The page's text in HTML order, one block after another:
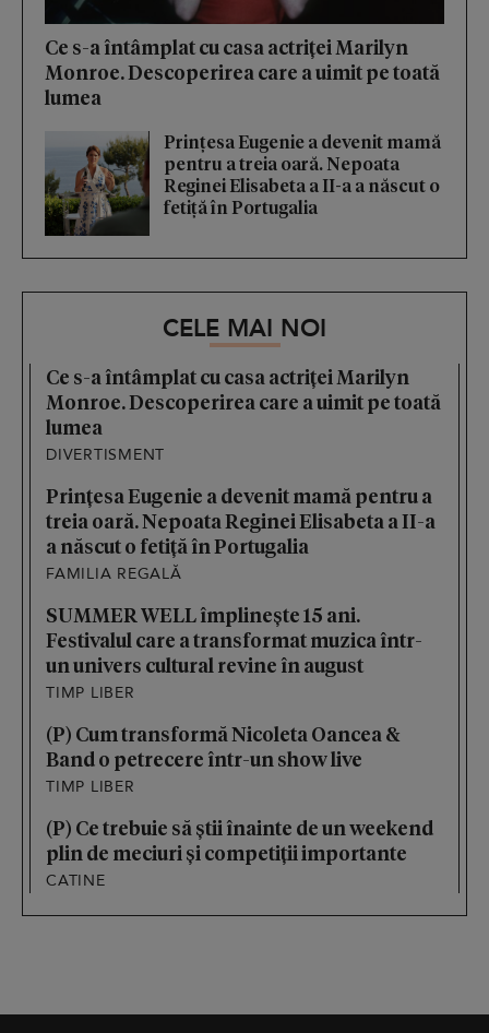
Ce s-a întâmplat cu casa actriței Marilyn
Monroe. Descoperirea care a uimit pe toată
lumea
Prințesa Eugenie a devenit mamă
pentru a treia oară. Nepoata
Reginei Elisabeta a II-a a născut o
fetiță în Portugalia
CELE MAI NOI
Ce s-a întâmplat cu casa actriței Marilyn
Monroe. Descoperirea care a uimit pe toată
lumea
DIVERTISMENT
Prințesa Eugenie a devenit mamă pentru a
treia oară. Nepoata Reginei Elisabeta a II-a
a născut o fetiță în Portugalia
FAMILIA REGALĂ
SUMMER WELL împlinește 15 ani.
Festivalul care a transformat muzica într-
un univers cultural revine în august
TIMP LIBER
(P) Cum transformă Nicoleta Oancea &
Band o petrecere într-un show live
TIMP LIBER
(P) Ce trebuie să știi înainte de un weekend
plin de meciuri și competiții importante
CATINE